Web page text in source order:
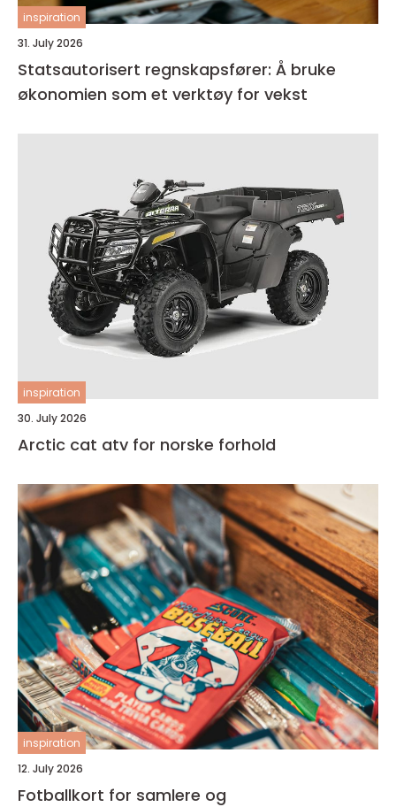
inspiration
31. July 2026
Statsautorisert regnskapsfører: Å bruke
økonomien som et verktøy for vekst
inspiration
30. July 2026
Arctic cat atv for norske forhold
inspiration
12. July 2026
Fotballkort for samlere og